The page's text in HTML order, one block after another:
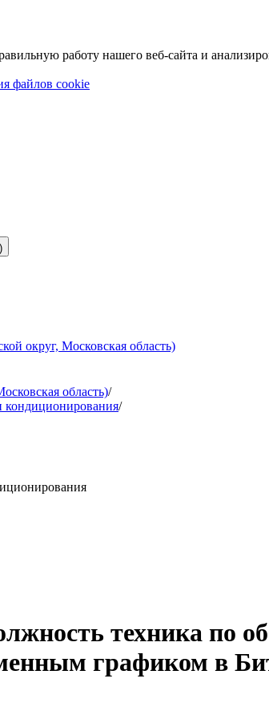
работу нашего веб-сайта и
файлов cookie
округ, Московская область)
область)/
кондиционирования/
техника по
графиком в